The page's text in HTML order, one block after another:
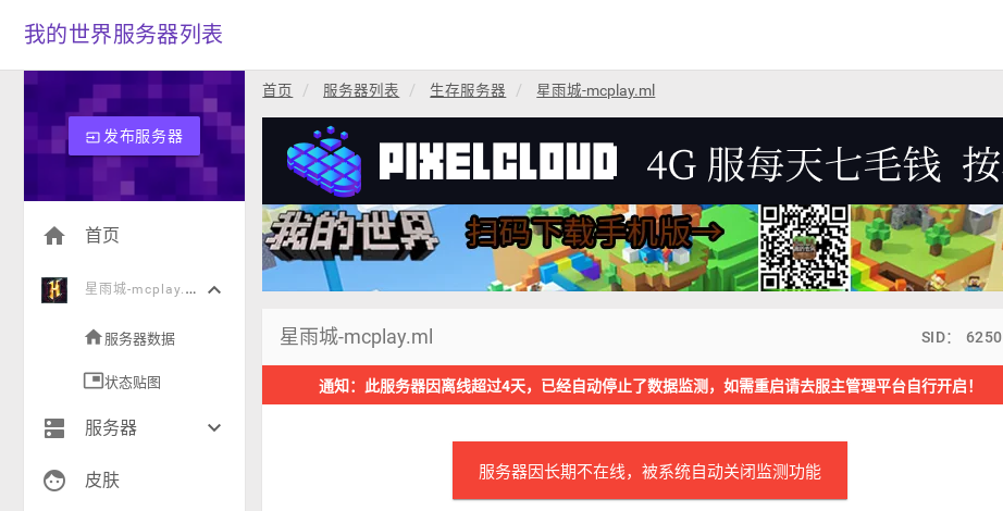
我的世界服务器列表
input发布服务器
home 首页
星
雨城-mcplay.ml keyboard_arrow_down
home 服务器数据
picture_in_picture状态贴图
dns 服务器 keyboard_arrow_down
生存(239)
face 皮肤
首页 服务器列表 生存服务器 星雨城-mcplay.ml
星雨城-mcplay.ml SID： 6250
通知：此服务器因离线超过4天，已经自动停止了数据监测，如需重启请去服主管理平台自行开启！
服务器因长期不在线，被系统自动关闭监测功能